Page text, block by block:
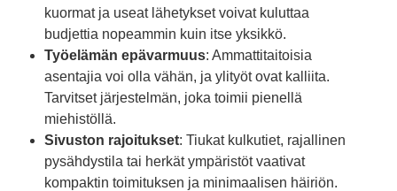
kuormat ja useat lähetykset voivat kuluttaa
budjettia nopeammin kuin itse yksikkö.
Työelämän epävarmuus: Ammattitaitoisia
asentajia voi olla vähän, ja ylityöt ovat kalliita.
Tarvitset järjestelmän, joka toimii pienellä
miehistöllä.
Sivuston rajoitukset: Tiukat kulkutiet, rajallinen
pysähdystila tai herkät ympäristöt vaativat
kompaktin toimituksen ja minimaalisen häiriön.